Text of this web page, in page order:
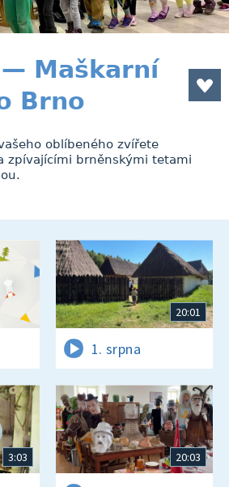
— Maškarní
Brno
oblíbeného zvířete
zpívajícími brněnskými tetami
20:01
1. srpna
3:03 20:03